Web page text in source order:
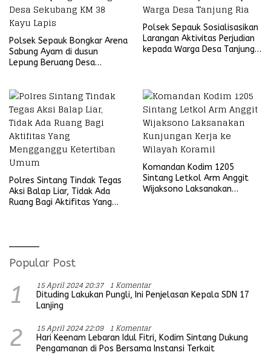
Polsek Sepauk Bongkar Arena
Sabung Ayam di dusun
Lepung Beruang Desa
Polsek Sepauk Sosialisasikan
Larangan Aktivitas Perjudian
kepada Warga Desa Tanjung
Polres Sintang Tindak Tegas
Aksi Balap Liar, Tidak Ada
Ruang Bagi Aktifitas Yang
Komandan Kodim 1205
Sintang Letkol Arm Anggit
Wijaksono Laksanakan
Popular Post
1 15 April 2024 20:37 1 Komentar
Dituding Lakukan Pungli, Ini Penjelasan Kepala SDN 17
Lanjing
2 15 April 2024 22:09 1 Komentar
Hari Keenam Lebaran Idul Fitri, Kodim Sintang Dukung
Pengamanan di Pos Bersama Instansi Terkait